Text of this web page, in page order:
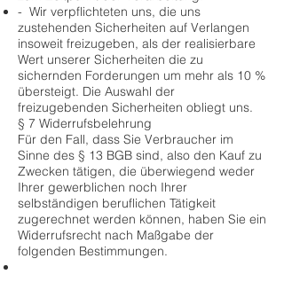
- Wir verpflichteten uns, die uns
zustehenden Sicherheiten auf Verlangen
insoweit freizugeben, als der realisierbare
Wert unserer Sicherheiten die zu
sichernden Forderungen um mehr als 10 %
übersteigt. Die Auswahl der
freizugebenden Sicherheiten obliegt uns.
§ 7 Widerrufsbelehrung
Für den Fall, dass Sie Verbraucher im
Sinne des § 13 BGB sind, also den Kauf zu
Zwecken tätigen, die überwiegend weder
Ihrer gewerblichen noch Ihrer
selbständigen beruflichen Tätigkeit
zugerechnet werden können, haben Sie ein
Widerrufsrecht nach Maßgabe der
folgenden Bestimmungen.